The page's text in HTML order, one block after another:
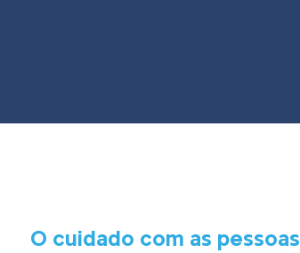
O cuidado com as pessoas